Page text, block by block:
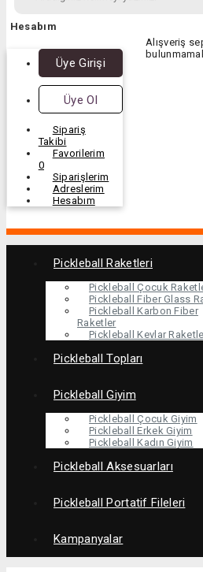
Alışveriş
Hesabım
Üye Girişi
Üye Ol
Sipariş
Takibi
Favorilerim
0
Siparişlerim
Adreslerim
Hesabım
Pickleball Raketleri
Pickleball Çocuk
Pickleball Fiber Glass
Pickleball Karbon Fiber
Raketler
Pickleball Kevlar
Pickleball Topları
Pickleball Giyim
Pickleball Çocuk Giyim
Pickleball Erkek Giyim
Pickleball Kadın Giyim
Pickleball Aksesuarları
Pickleball Portatif Fileleri
Kampanyalar